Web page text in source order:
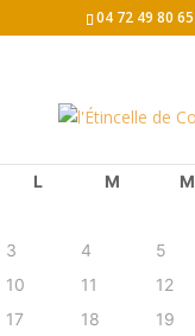
04 72 49 80 65
L M M
3
4 5
10
11 12
17
18 19